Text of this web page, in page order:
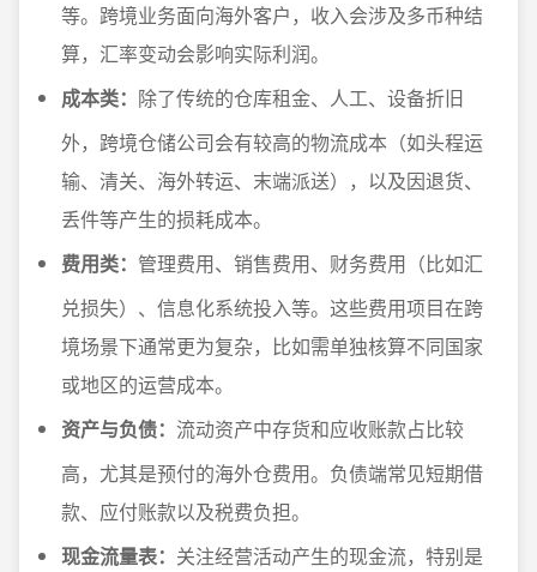
等。跨境业务面向海外客户，收入会涉及多币种结
算，汇率变动会影响实际利润。
成本类： 除了传统的仓库租金、人工、设备折旧
外，跨境仓储公司会有较高的物流成本（如头程运
输、清关、海外转运、末端派送），以及因退货、
丢件等产生的损耗成本。
费用类： 管理费用、销售费用、财务费用（比如汇
兑损失）、信息化系统投入等。这些费用项目在跨
境场景下通常更为复杂，比如需单独核算不同国家
或地区的运营成本。
资产与负债： 流动资产中存货和应收账款占比较
高，尤其是预付的海外仓费用。负债端常见短期借
款、应付账款以及税费负担。
现金流量表： 关注经营活动产生的现金流，特别是